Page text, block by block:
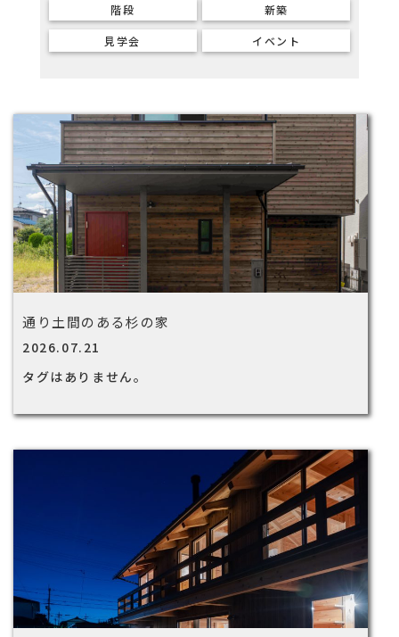
階段 新築
見学会 イベント
通り土間のある杉の家
2026.07.21
タグはありません。